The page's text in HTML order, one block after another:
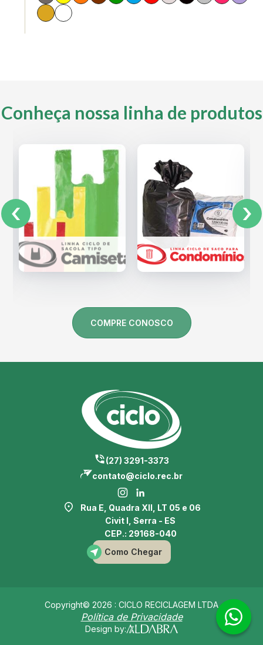
Conheça nossa linha de produtos
COMPRE CONOSCO
(27) 3291-3373
contato@ciclo.rec.br
Rua E, Quadra XII, LT 05 e 06
Civit I, Serra - ES
CEP.: 29168-040
Como Chegar
Copyright© 2026 : CICLO RECICLAGEM LTDA
Política de Privacidade
Design by: